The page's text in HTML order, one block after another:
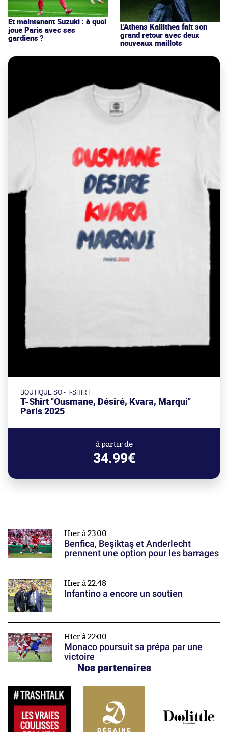
Et maintenant Suzuki : à quoi
joue Paris avec ses
gardiens ?
L'Athens Kallithea fait son
grand retour avec deux
nouveaux maillots
BOUTIQUE SO - T-SHIRT
T-Shirt "Ousmane, Désiré, Kvara, Marqui"
Paris 2025
à partir de
34.99€
Hier à 23:00
Benfica, Beşiktaş et Anderlecht
prennent une option pour les barrages
Hier à 22:48
Infantino a encore un soutien
Hier à 22:00
Monaco poursuit sa prépa par une
victoire
Nos partenaires